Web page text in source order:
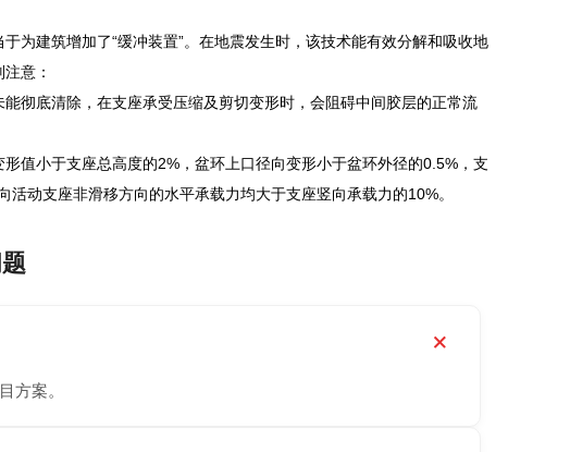
为建筑增加了“缓冲装置”。在地震发生时，该技术能有效分解和吸收地
意：
彻底清除，在支座承受压缩及剪切变形时，会阻碍中间胶层的正常流
值小于支座总高度的2%，盆环上口径向变形小于盆环外径的0.5%，支
动支座非滑移方向的水平承载力均大于支座竖向承载力的10%。
方案。